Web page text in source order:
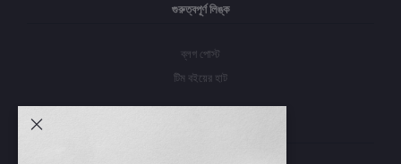
গুরুত্বপূর্ণ লিঙ্ক
ব্লগ পোস্ট
টিম বইয়ের হাট